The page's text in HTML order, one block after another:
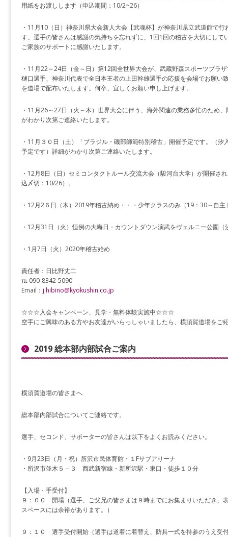
用紙をお渡しします（申込期間：10/2~26）
・11月10（日）神奈川県大会新人大会【武魂杯】が神奈川県立武道館で
す。選手の皆さんは感謝の気持ちを忘れずに、1回1回の稽古を大切にして
ご家族のサポートに感謝いたします。
・11月22～24日（金～日）第12回全世界大会が、武蔵野森スポーツプラ
樋口選手、神奈川代表で全日本王者の上田幹雄選手の応援を会場でお願い
を道場で配布いたします。何卒、宜しくお願い申し上げます。
・11月26～27日（火～木）世界大会に伴う、海外関連の業務多忙のため
がわかり次第ご連絡いたします。
・11月３０日（土）「ブラジル・磯部師範特別稽古」開催予定です。（
予定です）詳細がわかり次第ご連絡いたします。
・12月8日（日）セミコンタクトルール交流大会（駿河台大学）が開催さ
込〆切：10/26）。
・12月2６日（木）2019年稽古納め・・・少年クラスのみ（19：30～自
・12月31日（火）恒例の大晦日・カウントダウン演武をヴェルニー公園
・1月7日（火）2020年稽古始め
責任者：日比野丈二
℡ 090-8342-5090
Email： j.hibino@kyokushin.co.jp
☆☆☆入会キャンペーン、見学・無料体験実施中☆☆☆
空手にご興味のある方やお友達がいらっしゃいましたら、横須賀道場をご
2019 総本部内部試合ご案内
横須賀道場の皆さまへ
総本部内部試合についてご連絡です。
選手、セコンド、サポーターの皆さんは以下をよくお読みください。
・9月23日（月・祝）所沢市民体育館・１Fサブアりーナ
・所沢市並木５－３ 西武新宿線・新所沢駅・東口・徒歩１０分
【入場・手受付】
９：００ 開場（選手、ご父兄の皆さまは９時までにお集まりいただき、
スペースには余裕があります。）
９：１０ 選手受付開始（選手は道着に着替え、防具一式を持参のうえ受